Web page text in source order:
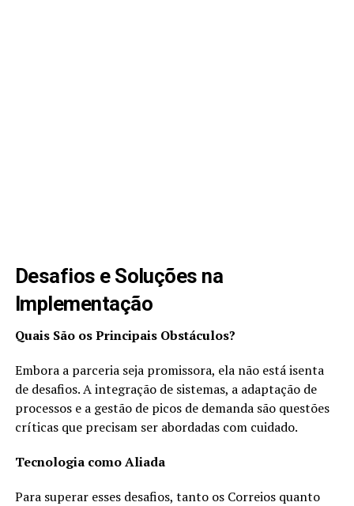
Desafios e Soluções na
Implementação
Quais São os Principais Obstáculos?
Embora a parceria seja promissora, ela não está isenta
de desafios. A integração de sistemas, a adaptação de
processos e a gestão de picos de demanda são questões
críticas que precisam ser abordadas com cuidado.
Tecnologia como Aliada
Para superar esses desafios, tanto os Correios quanto